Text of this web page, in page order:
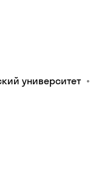
университет •